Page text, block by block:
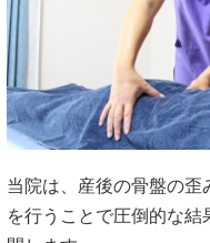
当院は、産後の骨盤の歪
を行うことで圧倒的な結
先ほども説明しました